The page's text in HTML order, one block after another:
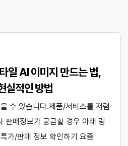
일 AI 이미지 만드는 법,
실적인 방법
수 있습니다.제품/서비스를 저렴
판매정보가 궁금할 경우 아래 링
가/판매 정보 확인하기 요즘